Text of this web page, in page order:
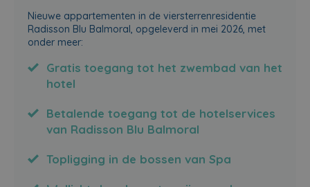
Nieuwe appartementen in de viersterrenresidentie
Radisson Blu Balmoral, opgeleverd in mei 2026, met
onder meer:
Gratis toegang tot het zwembad van het
hotel
Betalende toegang tot de hotelservices
van Radisson Blu Balmoral
Topligging in de bossen van Spa